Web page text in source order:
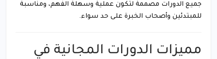
جميع الدورات مصممة لتكون عملية وسهلة الفهم، ومناسبة
للمبتدئين وأصحاب الخبرة على حد سواء.
مميزات الدورات المجانية في